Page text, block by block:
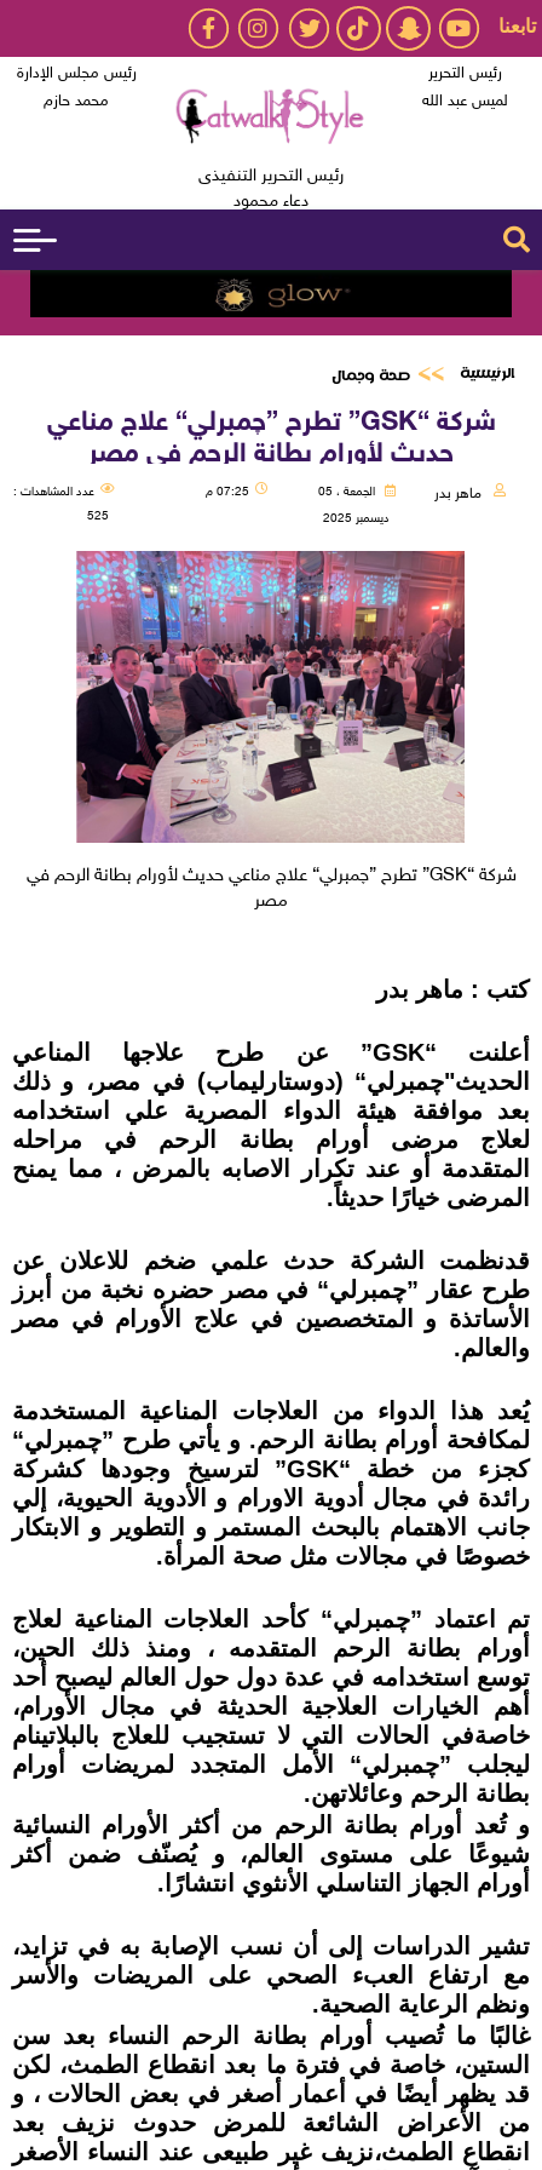
تابعنا
رئيس التحرير
لميس عبد الله
رئيس التحرير التنفيذى
دعاء محمود
رئيس مجلس الإدارة
محمد حازم
الرئيسية صحة وجمال
شركة “GSK” تطرح ”چمبرلي“ علاج مناعي
حديث لأورام بطانة الرحم في مصر
ماهر بدر
الجمعة ، 05
ديسمبر 2025
07:25 م
عدد المشاهدات :
525
شركة “GSK” تطرح ”چمبرلي“ علاج مناعي حديث لأورام بطانة الرحم في
مصر
كتب : ماهر بدر
أعلنت “GSK” عن طرح علاجھا المناعي
الحديث"چمبرلي“ (دوستارليماب) في مصر، و ذلك
بعد موافقة ھيئة الدواء المصرية علي استخدامه
لعلاج مرضى أورام بطانة الرحم في مراحله
المتقدمة أو عند تكرار الاصابه بالمرض ، مما يمنح
المرضى خيارًا حديثاً.
قدنظمت الشركة حدث علمي ضخم للاعلان عن
طرح عقار ”چمبرلي“ في مصر حضره نخبة من أبرز
الأساتذة و المتخصصين في علاج الأورام في مصر
والعالم.
يُعد ھذا الدواء من العلاجات المناعية المستخدمة
لمكافحة أورام بطانة الرحم. و يأتي طرح ”چمبرلي“
كجزء من خطة “GSK” لترسيخ وجودھا كشركة
رائدة في مجال أدوية الاورام و الأدوية الحيوية، إلي
جانب الاھتمام بالبحث المستمر و التطوير و الابتكار
خصوصًا في مجالات مثل صحة المرأة.
تم اعتماد ”چمبرلي“ كأحد العلاجات المناعية لعلاج
أورام بطانة الرحم المتقدمه ، ومنذ ذلك الحين،
توسع استخدامه في عدة دول حول العالم ليصبح أحد
أھم الخيارات العلاجية الحديثة في مجال الأورام،
خاصةفي الحالات التي لا تستجيب للعلاج بالبلاتينام
ليجلب ”چمبرلي“ الأمل المتجدد لمريضات أورام
بطانة الرحم وعائلاتھن.
و تُعد أورام بطانة الرحم من أكثر الأورام النسائية
شيوعًا على مستوى العالم، و يُصنّف ضمن أكثر
أورام الجھاز التناسلي الأنثوي انتشارًا.
تشير الدراسات إلى أن نسب الإصابة به في تزايد،
مع ارتفاع العبء الصحي على المريضات والأسر
ونظم الرعاية الصحية.
غالبًا ما تُصيب أورام بطانة الرحم النساء بعد سن
الستين، خاصة في فترة ما بعد انقطاع الطمث، لكن
قد يظھر أيضًا في أعمار أصغر في بعض الحالات ، و
من الأعراض الشائعة للمرض حدوث نزيف بعد
انقطاع الطمث،نزيف غير طبيعى عند النساء الأصغر